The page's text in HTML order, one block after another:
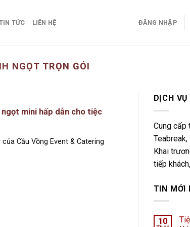
TỨC LIÊN HỆ ĐĂNG NHẬP
NGỌT TRỌN GÓI
mini hấp dẫn cho tiệc
Cầu Vồng Event & Catering
DỊCH VỤ
Cung cấp
Khai
tiếp
TIN MỚI
10